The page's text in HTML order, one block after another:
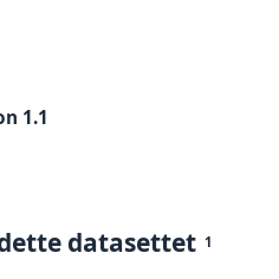
1.1
datasettet 1